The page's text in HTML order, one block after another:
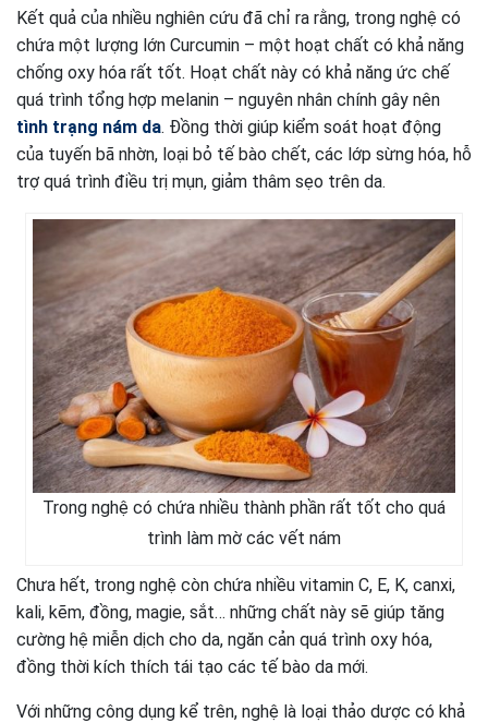
Kết quả của nhiều nghiên cứu đã chỉ ra rằng, trong nghệ có
chứa một lượng lớn Curcumin – một hoạt chất có khả năng
chống oxy hóa rất tốt. Hoạt chất này có khả năng ức chế
quá trình tổng hợp melanin – nguyên nhân chính gây nên
tình trạng nám da. Đồng thời giúp kiểm soát hoạt động
của tuyến bã nhờn, loại bỏ tế bào chết, các lớp sừng hóa, hỗ
trợ quá trình điều trị mụn, giảm thâm sẹo trên da.
Trong nghệ có chứa nhiều thành phần rất tốt cho quá
trình làm mờ các vết nám
Chưa hết, trong nghệ còn chứa nhiều vitamin C, E, K, canxi,
kali, kẽm, đồng, magie, sắt… những chất này sẽ giúp tăng
cường hệ miễn dịch cho da, ngăn cản quá trình oxy hóa,
đồng thời kích thích tái tạo các tế bào da mới.
Với những công dụng kể trên, nghệ là loại thảo dược có khả